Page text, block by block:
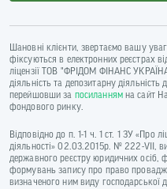
Шановні клієнти, звертаємо вашу
фіксуються в електронних реєстрах
ліцензії ТОВ "ФРІДОМ ФІНАНС
діяльність та депозитарну
перейшовши за посиланнямна сайт
фондового ринку.
Відповідно до п. 1-1 ч. 1 ст. 1 ЗУ «Про
діяльності» 02.03.2015р. № 222-VII,
державного реєстру юридичних осіб,
формувань запису про право
визначеного ним виду господарської